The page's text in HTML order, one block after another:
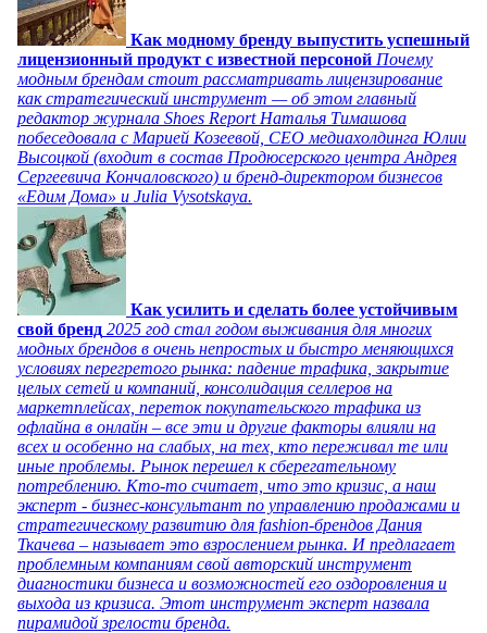
Как модному бренду выпустить успешный
лицензионный продукт с известной персоной Почему
модным брендам стоит рассматривать лицензирование
как стратегический инструмент — об этом главный
редактор журнала Shoes Report Наталья Тимашова
побеседовала с Марией Козеевой, СЕО медиахолдинга Юлии
Высоцкой (входит в состав Продюсерского центра Андрея
Сергеевича Кончаловского) и бренд-директором бизнесов
«Едим Дома» и Julia Vysotskaya.
Как усилить и сделать более устойчивым
свой бренд 2025 год стал годом выживания для многих
модных брендов в очень непростых и быстро меняющихся
условиях перегретого рынка: падение трафика, закрытие
целых сетей и компаний, консолидация селлеров на
маркетплейсах, переток покупательского трафика из
офлайна в онлайн – все эти и другие факторы влияли на
всех и особенно на слабых, на тех, кто переживал те или
иные проблемы. Рынок перешел к сберегательному
потреблению. Кто-то считает, что это кризис, а наш
эксперт - бизнес-консультант по управлению продажами и
стратегическому развитию для fashion-брендов Дания
Ткачева – называет это взрослением рынка. И предлагает
проблемным компаниям свой авторский инструмент
диагностики бизнеса и возможностей его оздоровления и
выхода из кризиса. Этот инструмент эксперт назвала
пирамидой зрелости бренда.